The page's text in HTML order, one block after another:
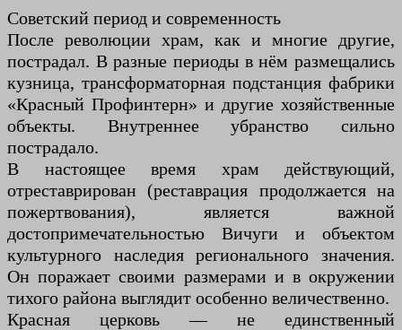
Советский период и современность
После революции храм, как и многие другие,
пострадал. В разные периоды в нём размещались
кузница, трансформаторная подстанция фабрики
«Красный Профинтерн» и другие хозяйственные
объекты. Внутреннее убранство сильно
пострадало.
В настоящее время храм действующий,
отреставрирован (реставрация продолжается на
пожертвования), является важной
достопримечательностью Вичуги и объектом
культурного наследия регионального значения.
Он поражает своими размерами и в окружении
тихого района выглядит особенно величественно.
Красная церковь — не единственный